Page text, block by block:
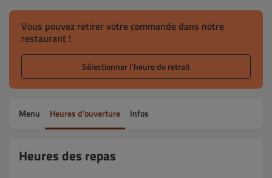
Vous pouvez retirer votre commande dans notre
restaurant !
Sélectionner l’heure de retrait
Menu Heures d’ouverture Infos
Heures des repas